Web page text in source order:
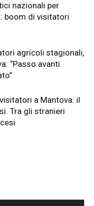
nazionali per
boom di visitatori
agricoli stagionali,
“Passo avanti
a Mantova: il
Tra gli stranieri